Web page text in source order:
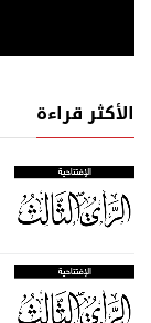
الأكثر قراءة